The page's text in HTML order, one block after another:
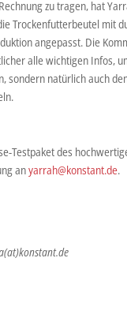
zu tragen, hat
Trockenfutterbeutel mit
angepasst. Die
alle wichtigen Infos,
sondern natürlich auch
Testpaket des
anyarrah@konstant.de.